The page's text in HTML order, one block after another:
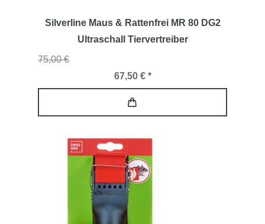
Silverline Maus & Rattenfrei MR 80 DG2
Ultraschall Tiervertreiber
75,00 €
67,50 € *